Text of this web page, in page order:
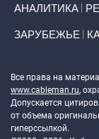
АНАЛИТИКА
ЗАРУБЕЖЬЕ
Все права на
www.cableman.ru,
Допускается
от объема
гиперссылкой.